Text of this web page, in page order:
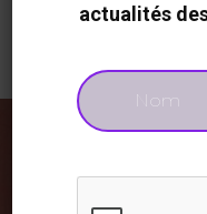
actualités